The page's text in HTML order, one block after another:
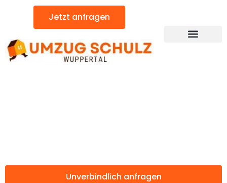
Jetzt anfragen
Unverbindlich anfragen